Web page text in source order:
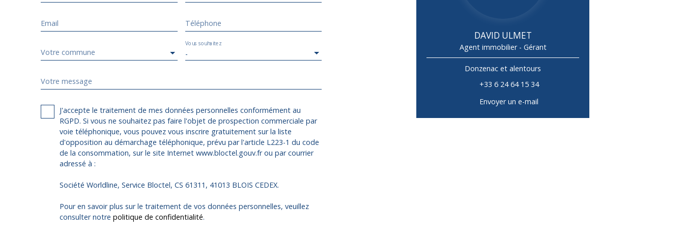
Email Téléphone
Votre commune -
Vous souhaitez
Votre message
J'accepte le traitement de mes données personnelles conformément au
RGPD. Si vous ne souhaitez pas faire l'objet de prospection commerciale par
voie téléphonique, vous pouvez vous inscrire gratuitement sur la liste
d'opposition au démarchage téléphonique, prévu par l'article L223-1 du code
de la consommation, sur le site Internet www.bloctel.gouv.fr ou par courrier
adressé à :
Société Worldline, Service Bloctel, CS 61311, 41013 BLOIS CEDEX.
Pour en savoir plus sur le traitement de vos données personnelles, veuillez
consulter notre politique de confidentialité.
DAVID ULMET
Agent immobilier - Gérant
Donzenac et alentours
+33 6 24 64 15 34
Envoyer un e-mail